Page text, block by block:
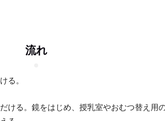
流れ
る。
ける。鏡をはじめ、授乳室やおむつ替え用